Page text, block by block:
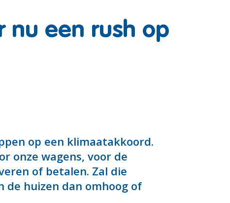
nu een rush op
op een klimaatakkoord.
onze wagens, voor de
of betalen. Zal die
de huizen dan omhoog of